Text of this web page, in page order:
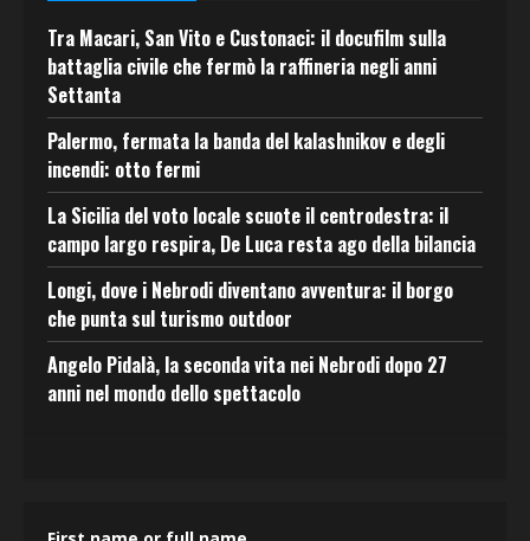
Tra Macari, San Vito e Custonaci: il docufilm sulla
battaglia civile che fermò la raffineria negli anni
Settanta
Palermo, fermata la banda del kalashnikov e degli
incendi: otto fermi
La Sicilia del voto locale scuote il centrodestra: il
campo largo respira, De Luca resta ago della bilancia
Longi, dove i Nebrodi diventano avventura: il borgo
che punta sul turismo outdoor
Angelo Pidalà, la seconda vita nei Nebrodi dopo 27
anni nel mondo dello spettacolo